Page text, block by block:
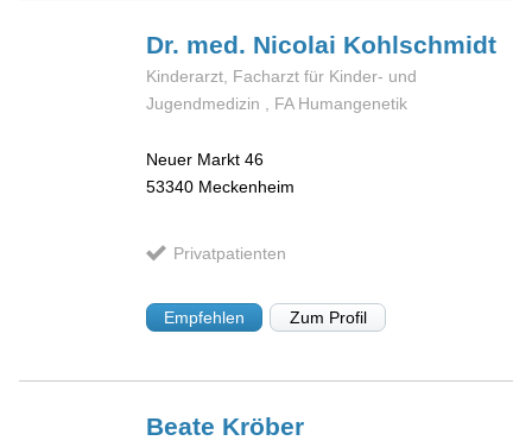
Dr. med. Nicolai Kohlschmidt
Kinderarzt, Facharzt für Kinder- und
Jugendmedizin , FA Humangenetik
Neuer Markt 46
53340 Meckenheim
Privatpatienten
Empfehlen Zum Profil
Beate Kröber